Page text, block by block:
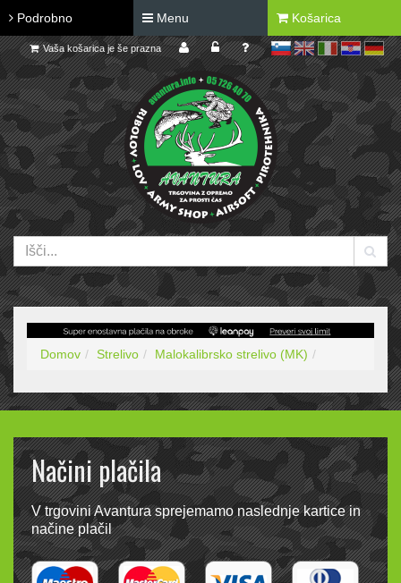
Podrobno Menu Košarica
sl en it hr de
Vaša košarica je še prazna
Domov Strelivo Malokalibrsko strelivo (MK)
Načini plačila
V trgovini Avantura sprejemamo naslednje kartice in
načine plačil